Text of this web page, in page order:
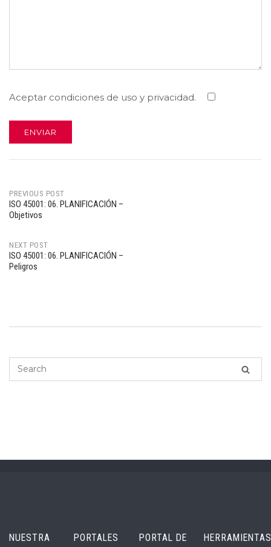
Aceptar condiciones de uso y privacidad.
Post
navigation
PREVIOUS POST
ISO 45001: 06. PLANIFICACIÓN –
Objetivos
NEXT POST
ISO 45001: 06. PLANIFICACIÓN –
Peligros
NUESTRA
PORTALES
PORTAL DE